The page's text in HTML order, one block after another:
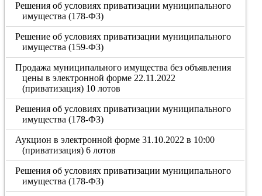
Решения об условиях приватизации муниципального
имущества (178-ФЗ)
Решение об условиях приватизации муниципального
имущества (159-ФЗ)
Продажа муниципального имущества без объявления
цены в электронной форме 22.11.2022
(приватизация) 10 лотов
Решения об условиях приватизации муниципального
имущества (178-ФЗ)
Аукцион в электронной форме 31.10.2022 в 10:00
(приватизация) 6 лотов
Решения об условиях приватизации муниципального
имущества (178-ФЗ)